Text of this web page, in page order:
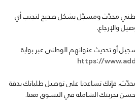
محدّث ومسجّل بشكل صحيح لتجنب أي
والإرجاع.
أو تحديث عنوانهم الوطني عبر بوابة
https://
فإنك تساعدنا على توصيل طلباتك بدقة
يحسن تجربتك الشاملة في التسوق معنا.